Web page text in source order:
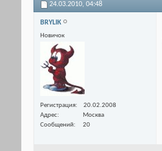
24.03.2010, 04:48
BRYLIK
Новичок
Регистрация
20.02.2008
Адрес
Москва
Сообщений
20